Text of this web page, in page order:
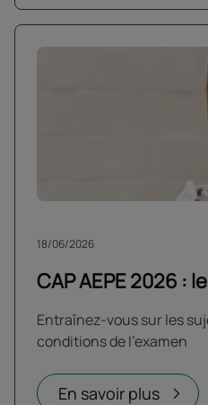
CAP AEPE 2026 :
18/06/2026
Entraînez-vous sur les
conditions de l’examen
En savoir plus